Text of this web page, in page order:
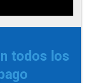
todos los